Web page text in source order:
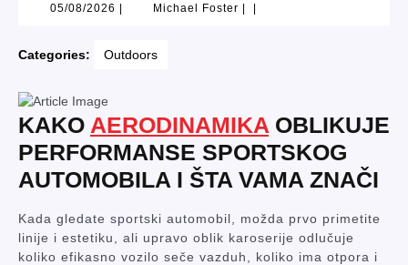
05/08/2026 05/08/2026Michael FosterMichael
Categories: Outdoors
KAKO AERODINAMIKA OBLIKUJE
PERFORMANSE SPORTSKOG
AUTOMOBILA I ŠTA VAMA ZNAČI
Kada gledate sportski automobil, možda prvo primetite
linije i estetiku, ali upravo oblik karoserije odlučuje
koliko efikasno vozilo seče vazduh, koliko ima otpora i